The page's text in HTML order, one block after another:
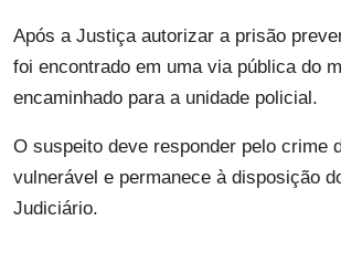
Após a Justiça autorizar a prisão
foi encontrado em uma via pública do
encaminhado para a unidade policial.
O suspeito deve responder pelo crime
vulnerável e permanece à disposição
Judiciário.